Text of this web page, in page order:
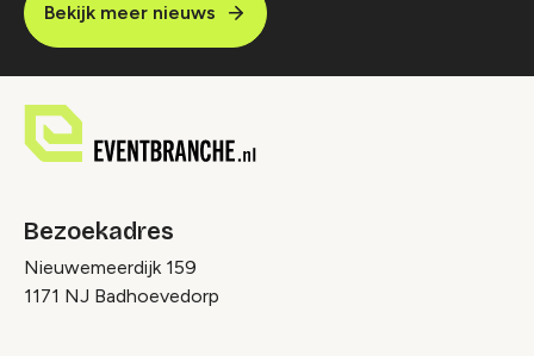
Bekijk meer nieuws
Bezoekadres
Nieuwemeerdijk 159
1171 NJ Badhoevedorp